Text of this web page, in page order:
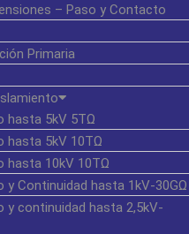
– Paso y Contacto
Primaria
hasta 5kV 5TΩ
hasta 5kV 10TΩ
hasta 10kV 10TΩ
y Continuidad hasta 1kV-30GΩ
y continuidad hasta 2,5kV-